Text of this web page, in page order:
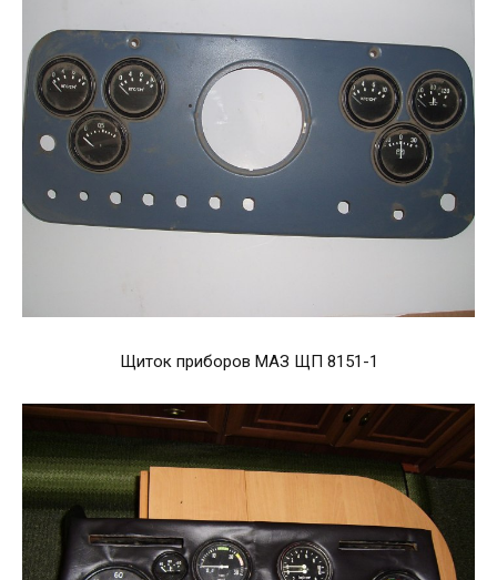
Щиток приборов МАЗ ЩП 8151-1